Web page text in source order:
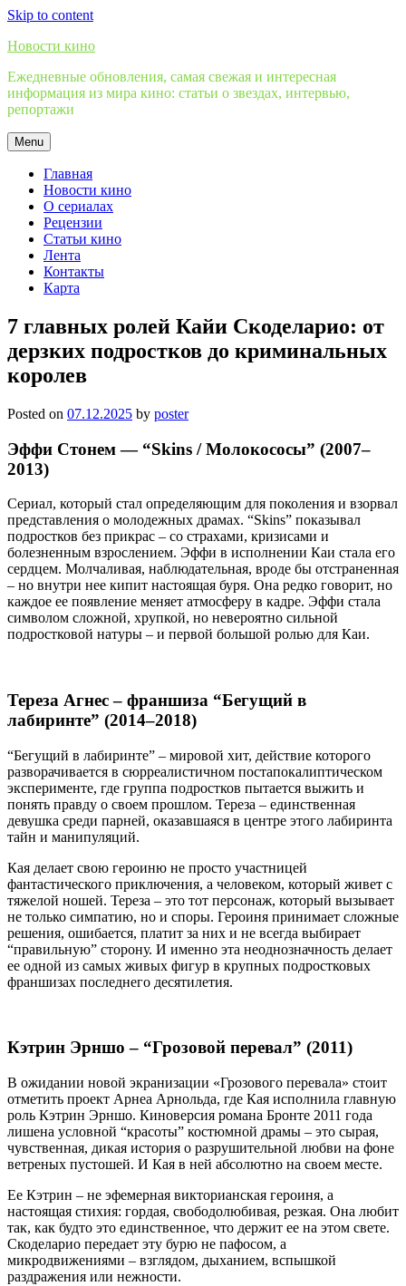
Skip to content
Новости кино
Ежедневные обновления, самая свежая и интересная
информация из мира кино: статьи о звездах, интервью,
репортажи
Menu
Главная
Новости кино
О сериалах
Рецензии
Статьи кино
Лента
Контакты
Карта
7 главных ролей Кайи Скоделарио: от
дерзких подростков до криминальных
королев
Posted on 07.12.2025 by poster
Эффи Стонем — “Skins / Молокососы” (2007–
2013)
Сериал, который стал определяющим для поколения и взорвал
представления о молодежных драмах. “Skins” показывал
подростков без прикрас – со страхами, кризисами и
болезненным взрослением. Эффи в исполнении Каи стала его
сердцем. Молчаливая, наблюдательная, вроде бы отстраненная
– но внутри нее кипит настоящая буря. Она редко говорит, но
каждое ее появление меняет атмосферу в кадре. Эффи стала
символом сложной, хрупкой, но невероятно сильной
подростковой натуры – и первой большой ролью для Каи.
Тереза Агнес – франшиза “Бегущий в
лабиринте” (2014–2018)
“Бегущий в лабиринте” – мировой хит, действие которого
разворачивается в сюрреалистичном постапокалиптическом
эксперименте, где группа подростков пытается выжить и
понять правду о своем прошлом. Тереза – единственная
девушка среди парней, оказавшаяся в центре этого лабиринта
тайн и манипуляций.
Кая делает свою героиню не просто участницей
фантастического приключения, а человеком, который живет с
тяжелой ношей. Тереза – это тот персонаж, который вызывает
не только симпатию, но и споры. Героиня принимает сложные
решения, ошибается, платит за них и не всегда выбирает
“правильную” сторону. И именно эта неоднозначность делает
ее одной из самых живых фигур в крупных подростковых
франшизах последнего десятилетия.
Кэтрин Эрншо – “Грозовой перевал” (2011)
В ожидании новой экранизации «Грозового перевала» стоит
отметить проект Арнеа Арнольда, где Кая исполнила главную
роль Кэтрин Эрншо. Киноверсия романа Бронте 2011 года
лишена условной “красоты” костюмной драмы – это сырая,
чувственная, дикая история о разрушительной любви на фоне
ветреных пустошей. И Кая в ней абсолютно на своем месте.
Ее Кэтрин – не эфемерная викторианская героиня, а
настоящая стихия: гордая, свободолюбивая, резкая. Она любит
так, как будто это единственное, что держит ее на этом свете.
Скоделарио передает эту бурю не пафосом, а
микродвижениями – взглядом, дыханием, вспышкой
раздражения или нежности.